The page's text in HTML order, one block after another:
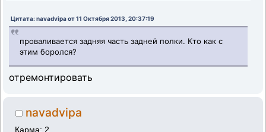
Цитата: navadvipa от 11 Октября 2013, 20:37:19
проваливается задняя часть задней полки. Кто как с
этим боролся?
отремонтировать
navadvipa
Карма: 2